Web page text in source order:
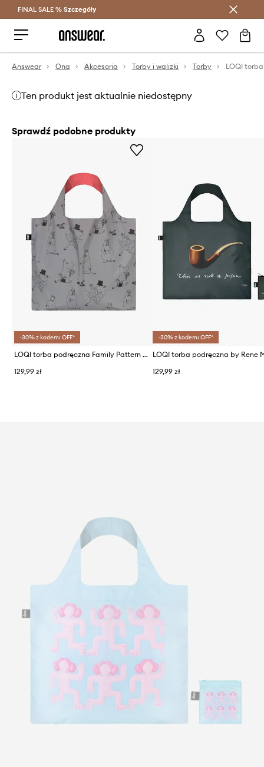
Oszczędzaj z Answear Club >
FINAL SALE % Szczegóły
Answear Ona Akcesoria Torby i walizki Torby LOQI
Ten produkt jest aktualnie niedostępny
Sprawdź podobne produkty
-30% z kodem: OFF*
LOQI torba podręczna Family Pattern x Moomin 50 × 42 cm
129,99 zł
-30% z kodem: OFF*
129,99 zł